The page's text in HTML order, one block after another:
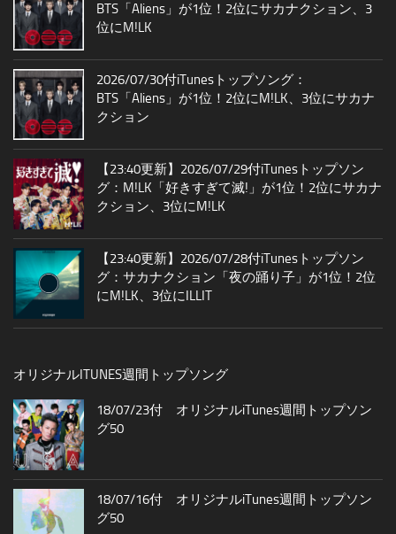
BTS「Aliens」が1位！2位にサカナクション、3
位にM!LK
2026/07/30付iTunesトップソング：
BTS「Aliens」が1位！2位にM!LK、3位にサカナ
クション
【23:40更新】2026/07/29付iTunesトップソン
グ：M!LK「好きすぎて滅!」が1位！2位にサカナ
クション、3位にM!LK
【23:40更新】2026/07/28付iTunesトップソン
グ：サカナクション「夜の踊り子」が1位！2位
にM!LK、3位にILLIT
オリジナルITUNES週間トップソング
18/07/23付 オリジナルiTunes週間トップソン
グ50
18/07/16付 オリジナルiTunes週間トップソン
グ50